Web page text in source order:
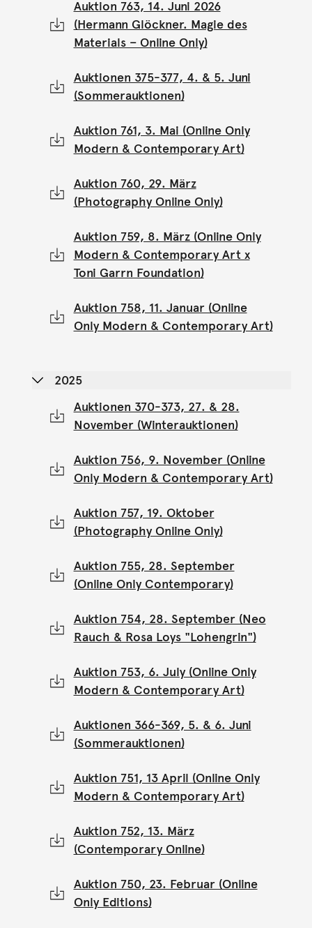
Auktion 763, 14. Juni 2026
(Hermann Glöckner. Magie des
Materials – Online Only)
Auktionen 375-377, 4. & 5. Juni
(Sommerauktionen)
Auktion 761, 3. Mai (Online Only
Modern & Contemporary Art)
Auktion 760, 29. März
(Photography Online Only)
Auktion 759, 8. März (Online Only
Modern & Contemporary Art x
Toni Garrn Foundation)
Auktion 758, 11. Januar (Online
Only Modern & Contemporary Art)
2025
Auktionen 370-373, 27. & 28.
November (Winterauktionen)
Auktion 756, 9. November (Online
Only Modern & Contemporary Art)
Auktion 757, 19. Oktober
(Photography Online Only)
Auktion 755, 28. September
(Online Only Contemporary)
Auktion 754, 28. September (Neo
Rauch & Rosa Loys "Lohengrin")
Auktion 753, 6. July (Online Only
Modern & Contemporary Art)
Auktionen 366-369, 5. & 6. Juni
(Sommerauktionen)
Auktion 751, 13 April (Online Only
Modern & Contemporary Art)
Auktion 752, 13. März
(Contemporary Online)
Auktion 750, 23. Februar (Online
Only Editions)